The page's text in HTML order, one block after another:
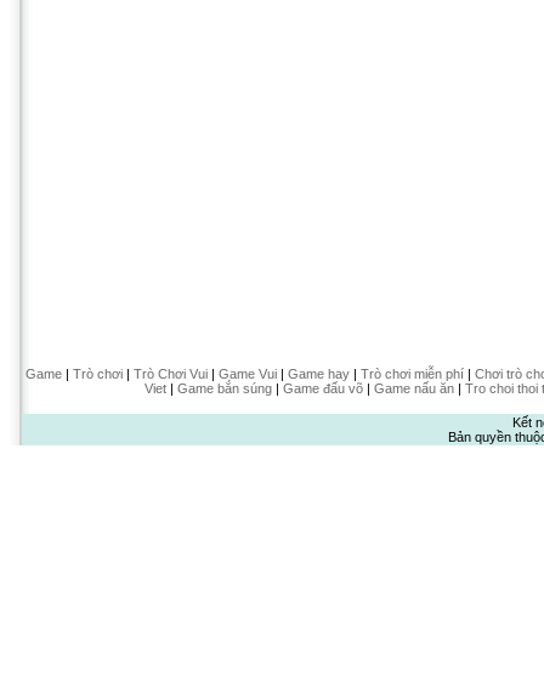
Game| Trò chơi| Trò Chơi Vui| Game Vui| Game hay| Trò chơi miễn phí| Chơi trò
Viet| Game bắn súng| Game đấu võ| Game nấu ăn| Tro choi thoi
Kết
Bản quyền